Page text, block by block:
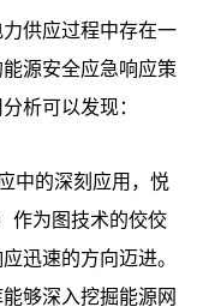
供应过程中存在一
源安全应急响应策
析可以发现：
中的深刻应用，悦
作为图技术的佼佼
迅速的方向迈进。
够深入挖掘能源网